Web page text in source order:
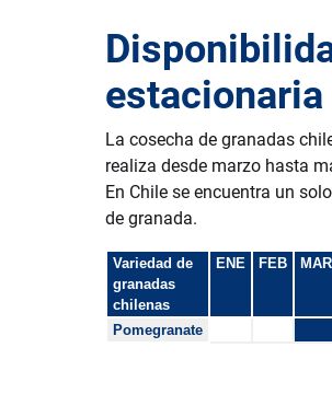
estacionaria
La cosecha de granadas
realiza desde marzo hasta
En Chile se encuentra un
de granada.
Variedad de
granadas
chilenas
ENE FEB MAR
Pomegranate